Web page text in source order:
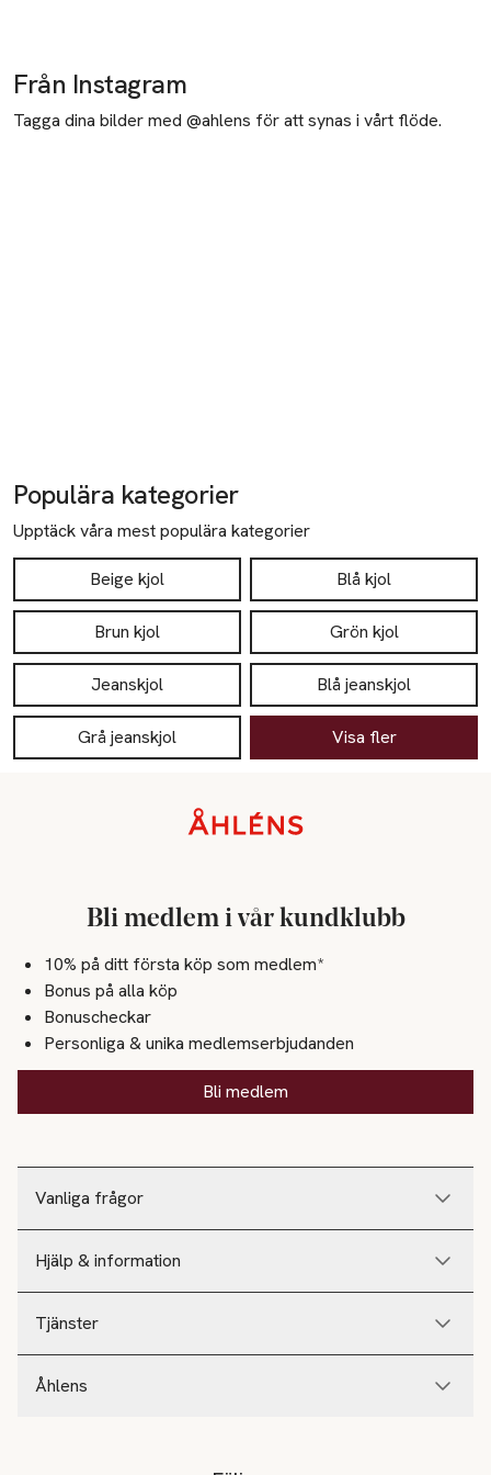
Från Instagram
Tagga dina bilder med @ahlens för att synas i vårt flöde.
Populära kategorier
Upptäck våra mest populära kategorier
Beige kjol Blå kjol
Brun kjol Grön kjol
Jeanskjol Blå jeanskjol
Grå jeanskjol Visa fler
Vanliga frågor
Hjälp & information
Tjänster
Åhlens
Bli medlem i vår kundklubb
10% på ditt första köp som medlem*
Bonus på alla köp
Bonuscheckar
Personliga & unika medlemserbjudanden
Bli medlem